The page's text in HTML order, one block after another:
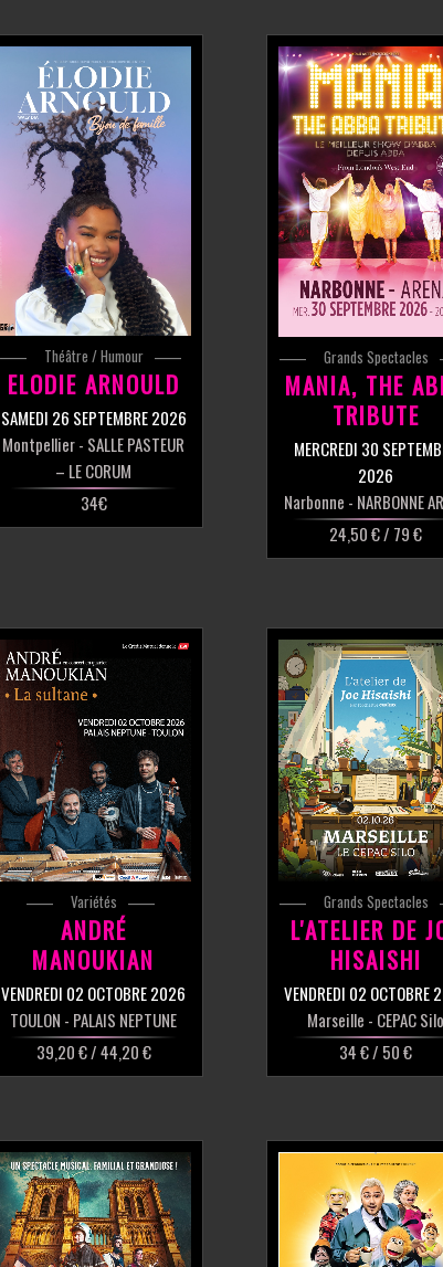
Théâtre / Humour
ELODIE ARNOULD
SAMEDI 26 SEPTEMBRE 2026
Montpellier- SALLE PASTEUR
– LE CORUM
34€
Grands Spectacles
MANIA, THE
TRIBUTE
MERCREDI 30
2026
Narbonne - NARBONNE
24,50 € / 79 €
Variétés
ANDRÉ
MANOUKIAN
VENDREDI 02 OCTOBRE 2026
TOULON - PALAIS NEPTUNE
39,20 € / 44,20 €
Grands Spectacles
L'ATELIER DE
HISAISHI
VENDREDI 02 OCTOBRE
Marseille - CEPAC Silo
34 € / 50 €